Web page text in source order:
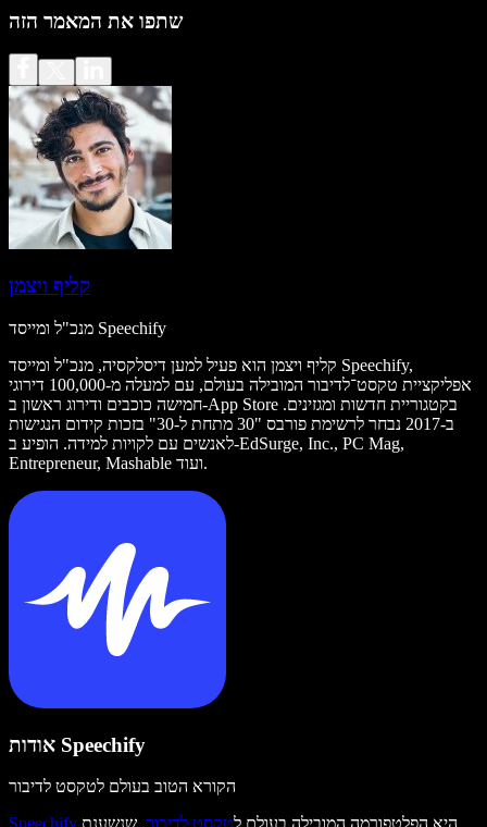
שתפו את המאמר הזה
קליף ויצמן
מנכ"ל ומייסד Speechify
קליף ויצמן הוא פעיל למען דיסלקסיה, מנכ"ל ומייסד Speechify,
אפליקציית טקסט־לדיבור המובילה בעולם, עם למעלה מ-100,000 דירוגי
חמישה כוכבים ודירוג ראשון ב-App Store בקטגוריית חדשות ומגזינים.
ב-2017 נבחר לרשימת פורבס "30 מתחת ל-30" בזכות קידום הנגישות
לאנשים עם לקויות למידה. הופיע ב-EdSurge, Inc., PC Mag,
Entrepreneur, Mashable ועוד.
אודות Speechify
הקורא הטוב בעולם לטקסט לדיבור